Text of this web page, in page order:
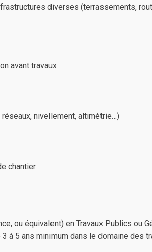
diverses (terrassements,
avant travaux
nivellement, altimétrie…)
chantier
ou équivalent) en Travaux Publics ou
à 5 ans minimum dans le domaine des